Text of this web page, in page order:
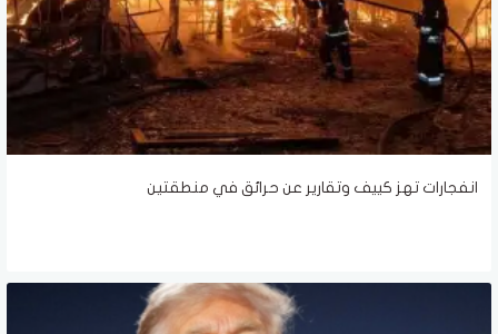
انفجارات تهز كييف وتقارير عن حرائق في منطقتين